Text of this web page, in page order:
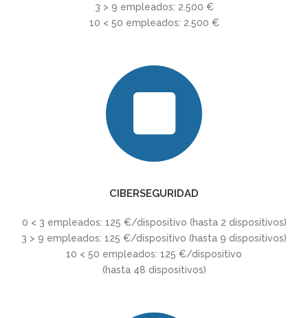
3 > 9 empleados: 2.500 €
10 < 50 empleados: 2.500 €
CIBERSEGURIDAD
0 < 3 empleados: 125 €/dispositivo (hasta 2 dispositivos)
3 > 9 empleados: 125 €/dispositivo (hasta 9 dispositivos)
10 < 50 empleados: 125 €/dispositivo
(hasta 48 dispositivos)